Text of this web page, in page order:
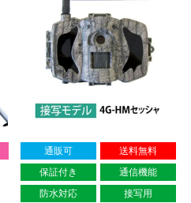
通販可
送料無料
保証付き
通信機能
防水対応
接写用